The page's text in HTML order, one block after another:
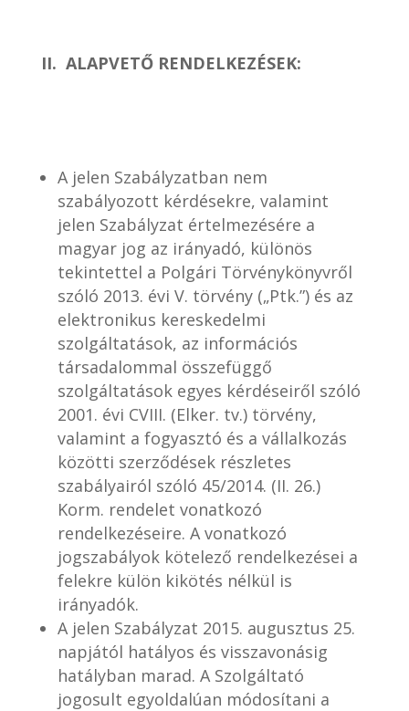
II. ALAPVETŐ RENDELKEZÉSEK:
A jelen Szabályzatban nem
szabályozott kérdésekre, valamint
jelen Szabályzat értelmezésére a
magyar jog az irányadó, különös
tekintettel a Polgári Törvénykönyvről
szóló 2013. évi V. törvény („Ptk.”) és az
elektronikus kereskedelmi
szolgáltatások, az információs
társadalommal összefüggő
szolgáltatások egyes kérdéseiről szóló
2001. évi CVIII. (Elker. tv.) törvény,
valamint a fogyasztó és a vállalkozás
közötti szerződések részletes
szabályairól szóló 45/2014. (II. 26.)
Korm. rendelet vonatkozó
rendelkezéseire. A vonatkozó
jogszabályok kötelező rendelkezései a
felekre külön kikötés nélkül is
irányadók.
A jelen Szabályzat 2015. augusztus 25.
napjától hatályos és visszavonásig
hatályban marad. A Szolgáltató
jogosult egyoldalúan módosítani a